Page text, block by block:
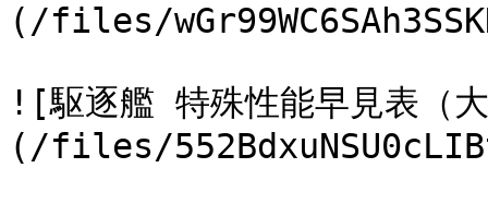
(/files/
![駆逐艦 特殊性能早見表（
(/files/